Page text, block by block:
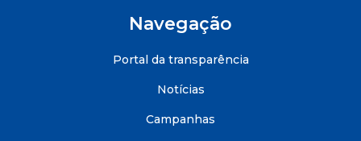
Navegação
Portal da transparência
Notícias
Campanhas